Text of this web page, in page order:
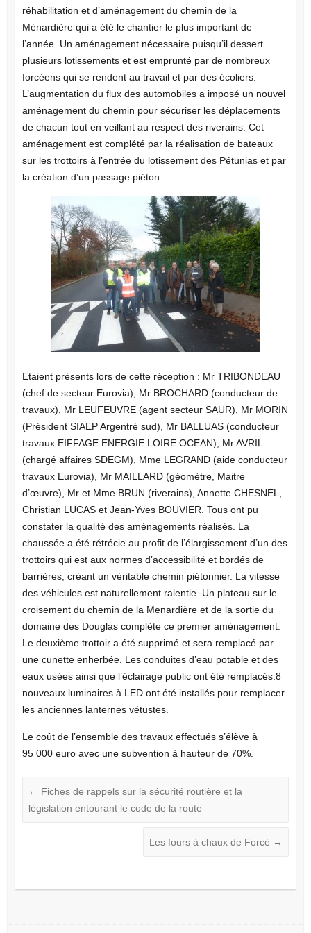
réhabilitation et d’aménagement du chemin de la
Ménardière qui a été le chantier le plus important de
l’année. Un aménagement nécessaire puisqu’il dessert
plusieurs lotissements et est emprunté par de nombreux
forcéens qui se rendent au travail et par des écoliers.
L’augmentation du flux des automobiles a imposé un nouvel
aménagement du chemin pour sécuriser les déplacements
de chacun tout en veillant au respect des riverains. Cet
aménagement est complété par la réalisation de bateaux
sur les trottoirs à l’entrée du lotissement des Pétunias et par
la création d’un passage piéton.
Etaient présents lors de cette réception : Mr TRIBONDEAU
(chef de secteur Eurovia), Mr BROCHARD (conducteur de
travaux), Mr LEUFEUVRE (agent secteur SAUR), Mr MORIN
(Président SIAEP Argentré sud), Mr BALLUAS (conducteur
travaux EIFFAGE ENERGIE LOIRE OCEAN), Mr AVRIL
(chargé affaires SDEGM), Mme LEGRAND (aide conducteur
travaux Eurovia), Mr MAILLARD (géomètre, Maitre
d’œuvre), Mr et Mme BRUN (riverains), Annette CHESNEL,
Christian LUCAS et Jean-Yves BOUVIER. Tous ont pu
constater la qualité des aménagements réalisés. La
chaussée a été rétrécie au profit de l’élargissement d’un des
trottoirs qui est aux normes d’accessibilité et bordés de
barrières, créant un véritable chemin piétonnier. La vitesse
des véhicules est naturellement ralentie. Un plateau sur le
croisement du chemin de la Menardière et de la sortie du
domaine des Douglas complète ce premier aménagement.
Le deuxième trottoir a été supprimé et sera remplacé par
une cunette enherbée. Les conduites d’eau potable et des
eaux usées ainsi que l’éclairage public ont été remplacés.8
nouveaux luminaires à LED ont été installés pour remplacer
les anciennes lanternes vétustes.
Le coût de l’ensemble des travaux effectués s’élève à
95 000 euro avec une subvention à hauteur de 70%.
← Fiches de rappels sur la sécurité routière et la
législation entourant le code de la route
Les fours à chaux de Forcé →